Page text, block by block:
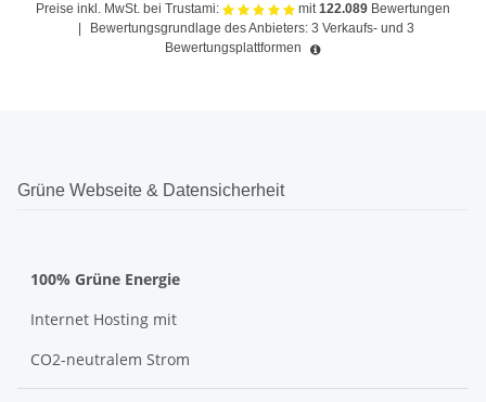
Preise inkl. MwSt. bei Trustami:
mit122.089 Bewertungen
Bewertungsgrundlage des Anbieters: 3 Verkaufs- und 3
Bewertungsplattformen
Grüne Webseite & Datensicherheit
100% Grüne Energie
Internet Hosting mit
CO2-neutralem Strom